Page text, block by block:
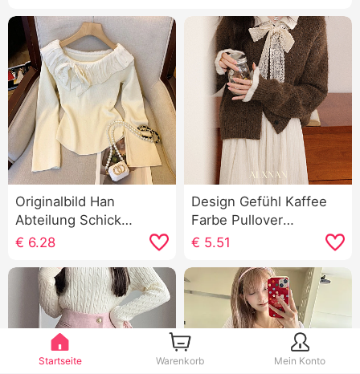
Originalbild Han
Abteilung Schick
Schwerindustrie
Schleife Design Gefühl
Top Nischenprodukt
Rein Wunsch Wind
Patchwork
Strickpullover Damen
€ 6.28
Design Gefühl Kaffee
Farbe Pullover
Strickjacke Damen
Abteilung Falsches
Zweiteiler Strick Top
€ 5.51
Startseite Warenkorb Mein Konto